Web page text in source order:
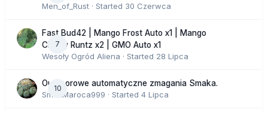
Men_of_Rust · Started 30 Czerwca
7
Fast Bud42 | Mango Frost Auto x1 | Mango
Cherry Runtz x2 | GMO Auto x1
Wesoły Ogród Aliena · Started 28 Lipca
10
Outdoorowe automatyczne zmagania Smaka.
SmakMaroca999 · Started 4 Lipca